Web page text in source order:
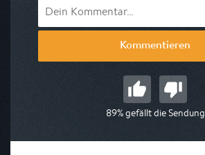
Kommentieren
89% gefällt die Sendung